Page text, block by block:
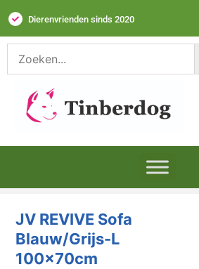
Dierenvrienden sinds 2020
JV REVIVE Sofa
Blauw/Grijs-L
100x70cm